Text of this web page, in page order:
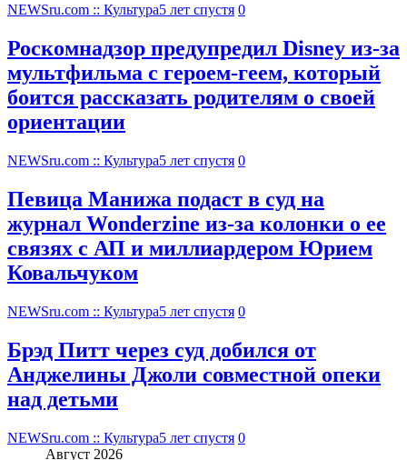
NEWSru.com :: Культура5 лет спустя 0
Роскомнадзор предупредил Disney из-за
мультфильма c героем-геем, который
боится рассказать родителям о своей
ориентации
NEWSru.com :: Культура5 лет спустя 0
Певица Манижа подаст в суд на
журнал Wonderzine из-за колонки о ее
связях с АП и миллиардером Юрием
Ковальчуком
NEWSru.com :: Культура5 лет спустя 0
Брэд Питт через суд добился от
Анджелины Джоли совместной опеки
над детьми
NEWSru.com :: Культура5 лет спустя 0
Август 2026